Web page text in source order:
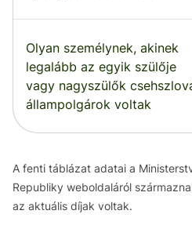
Olyan személynek, akinek
legalább az egyik szülője
vagy nagyszülők
állampolgárok voltak
A fenti táblázat adatai a
Republiky weboldaláról
az aktuális díjak voltak.